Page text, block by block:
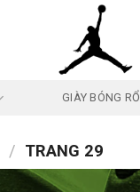
GIÀY BÓNG RỔ
/ TRANG 29